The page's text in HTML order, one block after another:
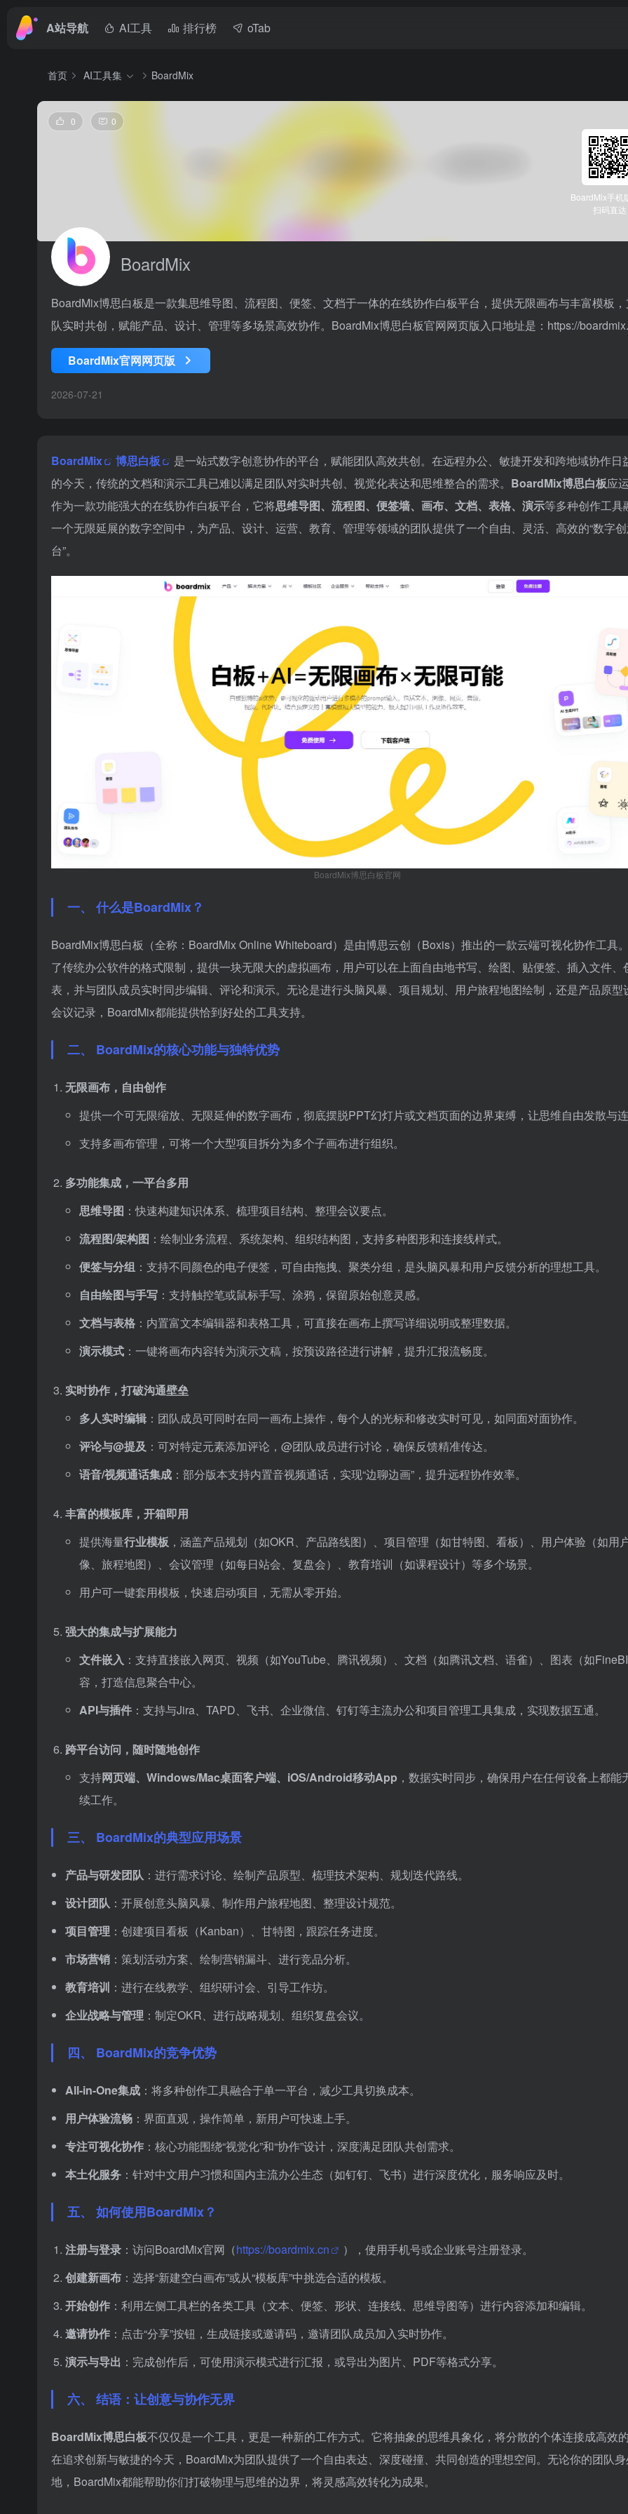
A站导航 AI工具 排行榜 oTab
首页 AI工具集 BoardMix
BoardMix手机
扫码直达
0 0
BoardMix
BoardMix博思白板是一款集思维导图、流程图、便签、文档于一体的在线协作白板平台，提供无限画布与丰富模板
队实时共创，赋能产品、设计、管理等多场景高效协作。BoardMix博思白板官网网页版入口地址是：https://
BoardMix官网网页版
2026-07-21
BoardMix 博思白板
是一站式数字创意协作的平台，赋能团队高效共创。在远程办公、敏捷开发和跨地域协作日
的今天，传统的文档和演示工具已难以满足团队对实时共创、视觉化表达和思维整合的需求。 BoardMix博思白板应
作为一款功能强大的在线协作白板平台，它将思维导图、流程图、便签墙、画布、文档、表格、演示等多种创作工具
一个无限延展的数字空间中，为产品、设计、运营、教育、管理等领域的团队提供了一个自由、灵活、高效的“数字
台”。
BoardMix博思白板官网
一、 什么是BoardMix？
BoardMix博思白板（全称：BoardMix Online Whiteboard）是由博思云创（Boxis）推出的一款云端可视化协作工具
了传统办公软件的格式限制，提供一块无限大的虚拟画布，用户可以在上面自由地书写、绘图、贴便签、插入文件、
表，并与团队成员实时同步编辑、评论和演示。无论是进行头脑风暴、项目规划、用户旅程地图绘制，还是产品原型
会议记录，BoardMix都能提供恰到好处的工具支持。
二、 BoardMix的核心功能与独特优势
无限画布，自由创作
提供一个可无限缩放、无限延伸的数字画布，彻底摆脱PPT幻灯片或文档页面的边界束缚，让思维自由发散与
支持多画布管理，可将一个大型项目拆分为多个子画布进行组织。
多功能集成，一平台多用
思维导图 ：快速构建知识体系、梳理项目结构、整理会议要点。
流程图/架构图 ：绘制业务流程、系统架构、组织结构图，支持多种图形和连接线样式。
便签与分组 ：支持不同颜色的电子便签，可自由拖拽、聚类分组，是头脑风暴和用户反馈分析的理想工具。
自由绘图与手写 ：支持触控笔或鼠标手写、涂鸦，保留原始创意灵感。
文档与表格 ：内置富文本编辑器和表格工具，可直接在画布上撰写详细说明或整理数据。
演示模式 ：一键将画布内容转为演示文稿，按预设路径进行讲解，提升汇报流畅度。
实时协作，打破沟通壁垒
多人实时编辑 ：团队成员可同时在同一画布上操作，每个人的光标和修改实时可见，如同面对面协作。
评论与@提及 ：可对特定元素添加评论，@团队成员进行讨论，确保反馈精准传达。
语音/视频通话集成 ：部分版本支持内置音视频通话，实现“边聊边画”，提升远程协作效率。
丰富的模板库，开箱即用
提供海量行业模板 ，涵盖产品规划（如OKR、产品路线图）、项目管理（如甘特图、看板）、用户体验（如用
像、旅程地图）、会议管理（如每日站会、复盘会）、教育培训（如课程设计）等多个场景。
用户可一键套用模板，快速启动项目，无需从零开始。
强大的集成与扩展能力
文件嵌入 ：支持直接嵌入网页、视频（如YouTube、腾讯视频）、文档（如腾讯文档、语雀）、图表（如
容，打造信息聚合中心。
API与插件 ：支持与Jira、TAPD、飞书、企业微信、钉钉等主流办公和项目管理工具集成，实现数据互通。
跨平台访问，随时随地创作
支持网页端、Windows/Mac桌面客户端、iOS/Android移动App ，数据实时同步，确保用户在任何设备上都能
续工作。
三、 BoardMix的典型应用场景
产品与研发团队 ：进行需求讨论、绘制产品原型、梳理技术架构、规划迭代路线。
设计团队 ：开展创意头脑风暴、制作用户旅程地图、整理设计规范。
项目管理 ：创建项目看板（Kanban）、甘特图，跟踪任务进度。
市场营销 ：策划活动方案、绘制营销漏斗、进行竞品分析。
教育培训 ：进行在线教学、组织研讨会、引导工作坊。
企业战略与管理 ：制定OKR、进行战略规划、组织复盘会议。
四、 BoardMix的竞争优势
All-in-One集成 ：将多种创作工具融合于单一平台，减少工具切换成本。
用户体验流畅 ：界面直观，操作简单，新用户可快速上手。
专注可视化协作 ：核心功能围绕“视觉化”和“协作”设计，深度满足团队共创需求。
本土化服务 ：针对中文用户习惯和国内主流办公生态（如钉钉、飞书）进行深度优化，服务响应及时。
五、 如何使用BoardMix？
注册与登录 ：访问BoardMix官网（https://boardmix.cn
），使用手机号或企业账号注册登录。
创建新画布 ：选择“新建空白画布”或从“模板库”中挑选合适的模板。
开始创作 ：利用左侧工具栏的各类工具（文本、便签、形状、连接线、思维导图等）进行内容添加和编辑。
邀请协作 ：点击“分享”按钮，生成链接或邀请码，邀请团队成员加入实时协作。
演示与导出 ：完成创作后，可使用演示模式进行汇报，或导出为图片、PDF等格式分享。
六、 结语：让创意与协作无界
BoardMix博思白板不仅仅是一个工具，更是一种新的工作方式。它将抽象的思维具象化，将分散的个体连接成高效
在追求创新与敏捷的今天，BoardMix为团队提供了一个自由表达、深度碰撞、共同创造的理想空间。无论你的团队
地，BoardMix都能帮助你们打破物理与思维的边界，将灵感高效转化为成果。